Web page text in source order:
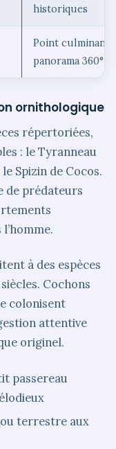
historiques
Point culminant,
panorama 360°
ornithologique
répertoriées,
: le Tyranneau
Spizin de Cocos.
de prédateurs
à des espèces
Cochons
colonisent
attentive
originel.
passereau
terrestre aux